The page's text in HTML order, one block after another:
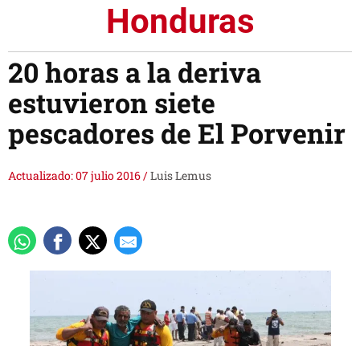
Honduras
20 horas a la deriva
estuvieron siete
pescadores de El Porvenir
Actualizado: 07 julio 2016/Luis Lemus